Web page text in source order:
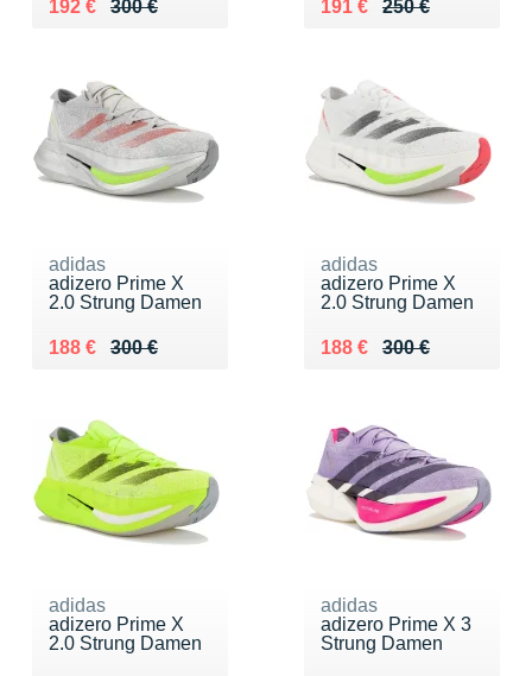
300 €
Au lieu de 300 €
192 €
Vendu 192 € 250 €
Au lieu de 250 €
191 €
Vendu 191 €
adidas
adizero Prime X
2.0 Strung Damen
300 €
Au lieu de 300 €
188 €
Vendu 188 €
adidas
adizero Prime X
2.0 Strung Damen
300 €
Au lieu de 300 €
188 €
Vendu 188 €
adidas
adizero Prime X
2.0 Strung Damen
adidas
adizero Prime X 3
Strung Damen